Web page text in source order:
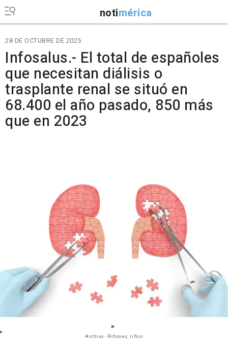
notimérica
28 DE OCTUBRE DE 2025
Infosalus.- El total de españoles
que necesitan diálisis o
trasplante renal se situó en
68.400 el año pasado, 850 más
que en 2023
Archivo - Riñones, riñon